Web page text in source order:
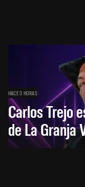
HACE 3 HORAS
Carlos Trejo
de La Granja